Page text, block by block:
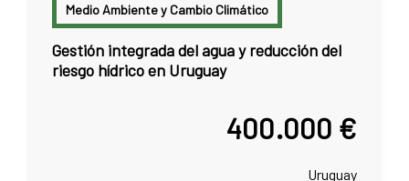
Medio Ambiente y Cambio Climático
Gestión integrada del agua y reducción del
riesgo hídrico en Uruguay
400.000 €
Uruguay